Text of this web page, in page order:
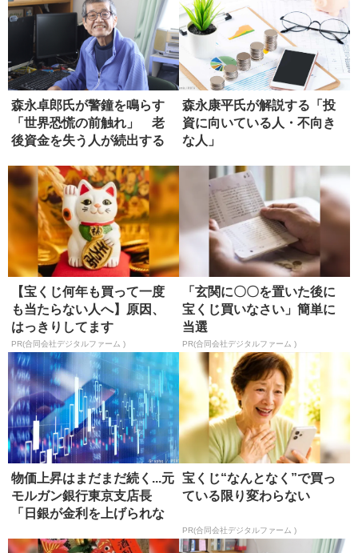
森永卓郎氏が警鐘を鳴らす
「世界恐慌の前触れ」 老
後資金を失う人が続出する
森永康平氏が解説する「投
資に向いている人・不向き
な人」
【宝くじ何年も買って一度
も当たらない人へ】原因、
はっきりしてます
PR(合同会社デジタルファーム )
「玄関に〇〇を置いた後に
宝くじ買いなさい」簡単に
当選
PR(合同会社デジタルファーム )
物価上昇はまだまだ続く...元
モルガン銀行東京支店長
「日銀が金利を上げられな
宝くじ“なんとなく”で買っ
ている限り変わらない
PR(合同会社デジタルファーム )